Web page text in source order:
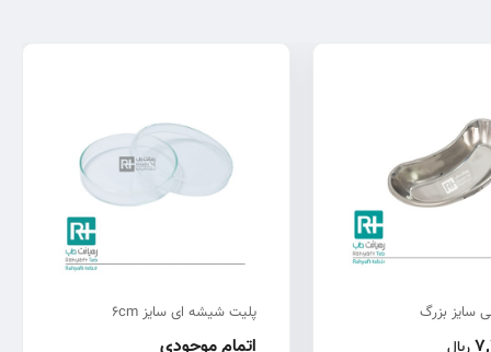
سایز بزرگ
ریال
پلیت شیشه ای سایز 6cm